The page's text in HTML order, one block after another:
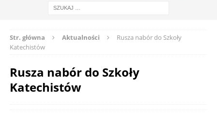
Str. główna Aktualności
Rusza nabór do Szkoły
Katechistów
Rusza nabór do Szkoły
Katechistów